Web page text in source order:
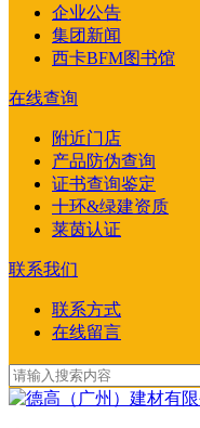
企业公告
集团新闻
西卡BFM图书馆
在线查询
附近门店
产品防伪查询
证书查询鉴定
十环&绿建资质
莱茵认证
联系我们
联系方式
在线留言